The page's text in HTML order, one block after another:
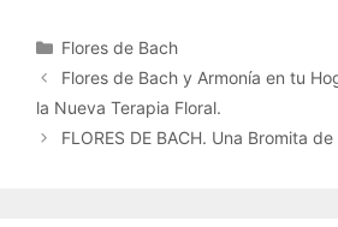
Categorías
Flores de Bach
Flores de Bach y Armonía en tu
la Nueva Terapia Floral.
FLORES DE BACH. Una Bromita